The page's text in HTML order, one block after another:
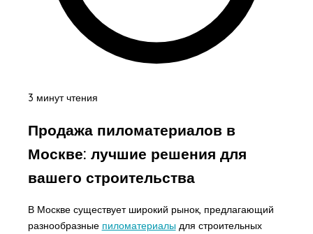
3 минут чтения
Продажа пиломатериалов в
Москве: лучшие решения для
вашего строительства
В Москве существует широкий рынок, предлагающий
разнообразные пиломатериалыдля строительных